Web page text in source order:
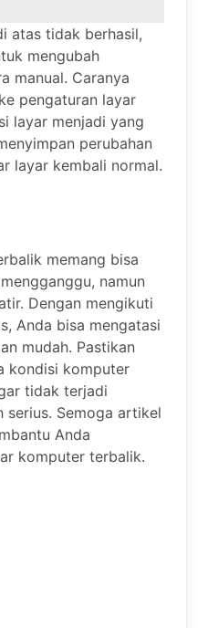
atas tidak berhasil,
mengubah
manual. Caranya
pengaturan layar
layar menjadi yang
perubahan
layar kembali normal.
memang bisa
namun
Dengan mengikuti
Anda bisa mengatasi
mudah. Pastikan
kondisi komputer
tidak terjadi
serius. Semoga artikel
Anda
komputer terbalik.